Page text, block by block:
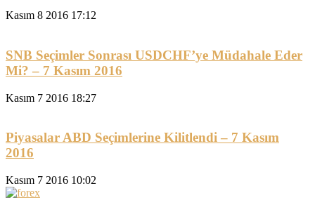
Kasım 8 2016 17:12
SNB Seçimler Sonrası USDCHF’ye Müdahale Eder
Mi? – 7 Kasım 2016
Kasım 7 2016 18:27
Piyasalar ABD Seçimlerine Kilitlendi – 7 Kasım
2016
Kasım 7 2016 10:02